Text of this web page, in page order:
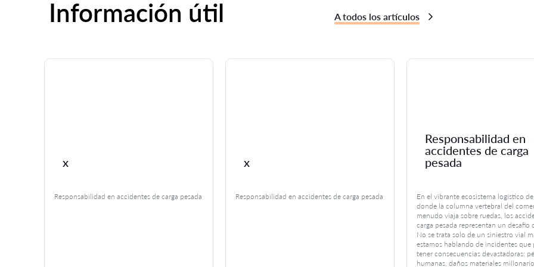
Información útil A todos los artículos
x
Responsabilidad en accidentes de carga pesada
x
Responsabilidad en accidentes de carga pesada
Responsabilidad en
accidentes de carga
pesada
En el vibrante ecosistema logístico de
donde la columna vertebral del
menudo viaja sobre ruedas, los
carga pesada representan un desafío
No se trata solo de un siniestro vial
estamos hablando de incidentes que
tener consecuencias devastadoras:
humanas, daños materiales